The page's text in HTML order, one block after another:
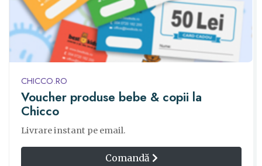
CHICCO.RO
Voucher produse bebe & copii la
Chicco
Livrare instant pe email.
Comandă